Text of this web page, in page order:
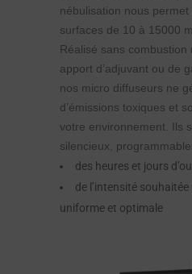
nébulisation nous
surfaces de 10 à 15000
Réalisé sans combustion
apport d’adjuvant ou de
nos micro diffuseurs ne
d’émissions toxiques et
votre environnement. Ils
silencieux,
des heures et jours
de l’intensité
uniforme et optimale